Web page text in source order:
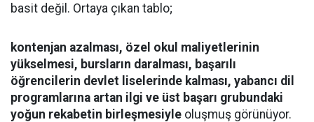
basit değil. Ortaya çıkan tablo;
kontenjan azalması, özel okul maliyetlerinin
yükselmesi, bursların daralması, başarılı
öğrencilerin devlet liselerinde kalması, yabancı dil
programlarına artan ilgi ve üst başarı grubundaki
yoğun rekabetin birleşmesiyle oluşmuş görünüyor.